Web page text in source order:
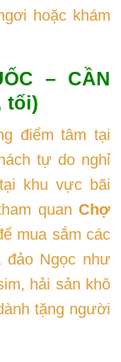
hoặc khám
– CẦN
tối)
điểm tâm tại
tự do nghỉ
khu vực bãi
quan Chợ
mua sắm các
đảo Ngọc như
hải sản khô
tặng người